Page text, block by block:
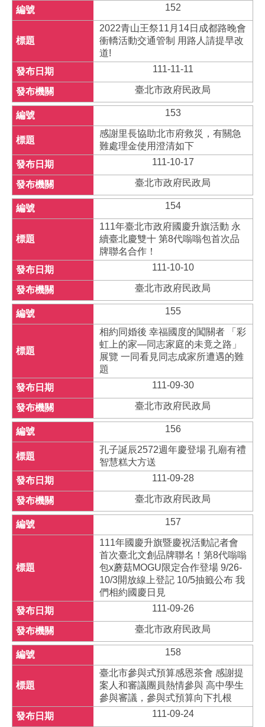
152
2022青山王祭11月14日成都路晚會
衝轎活動交通管制 用路人請提早改
道!
111-11-11
臺北市政府民政局
153
感謝里長協助北市府救災，有關急
難處理金使用澄清如下
111-10-17
臺北市政府民政局
154
111年臺北市政府國慶升旗活動 永
續臺北慶雙十 第8代嗡嗡包首次品
牌聯名合作！
111-10-10
臺北市政府民政局
155
相約同婚後 幸福國度的闖關者 「彩
虹上的家—同志家庭的未竟之路」
展覽 一同看見同志成家所遭遇的難
題
111-09-30
臺北市政府民政局
156
孔子誕辰2572週年慶登場 孔廟有禮
智慧糕大方送
111-09-28
臺北市政府民政局
157
111年國慶升旗暨慶祝活動記者會
首次臺北文創品牌聯名！第8代嗡嗡
包x蘑菇MOGU限定合作登場 9/26-
10/3開放線上登記 10/5抽籤公布 我
們相約國慶日見
111-09-26
臺北市政府民政局
158
臺北市參與式預算感恩茶會 感謝提
案人和審議團員熱情參與 高中學生
參與審議，參與式預算向下扎根
111-09-24